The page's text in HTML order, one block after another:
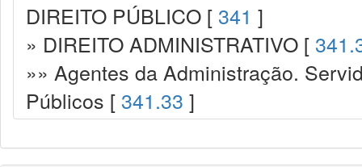
DIREITO PÚBLICO [ 341 ]
» DIREITO ADMINISTRATIVO [
»» Agentes da Administração.
Públicos [ 341.33 ]